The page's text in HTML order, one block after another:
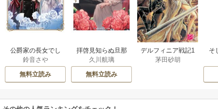
公爵家の長女でし
た
鈴音さや
無料立読み
拝啓見知らぬ旦那
様、離婚していた
だきます
久川航璃
無料立読み
デルフィニア戦記1
茅田砂胡
そ